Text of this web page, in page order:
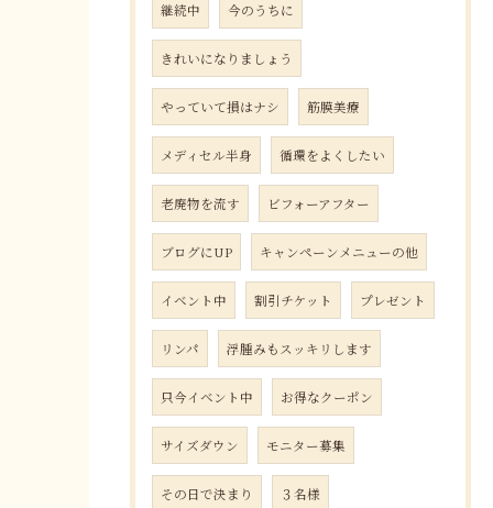
継続中 今のうちに
きれいになりましょう
やっていて損はナシ 筋膜美療
メディセル半身 循環をよくしたい
老廃物を流す ビフォーアフター
ブログにUP キャンペーンメニューの他
イベント中 割引チケット プレゼント
リンパ 浮腫みもスッキリします
只今イベント中 お得なクーポン
サイズダウン モニター募集
その日で決まり ３名様